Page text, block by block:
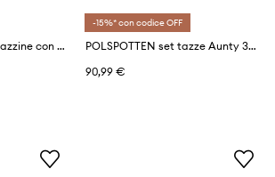
POLSPOTTEN set di tazzine con piattini per 2 persone floral 90 ml 4 elementy
-15%* con codice OFF
POLSPOTTEN set tazze Aunty 300 ml pacco da 4
90,99 €